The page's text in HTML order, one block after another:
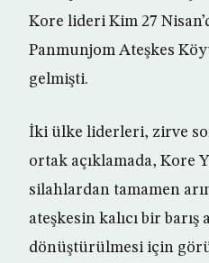
Kore lideri Kim 27
Panmunjom Ateşkes
gelmişti.
İki ülke liderleri, zirve
ortak açıklamada, Kore
silahlardan tamamen
ateşkesin kalıcı bir barış
dönüştürülmesi için